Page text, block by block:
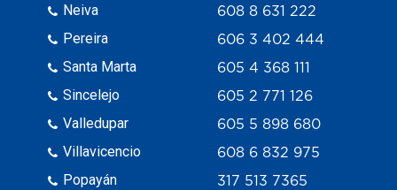
Neiva
Pereira
Santa Marta
Sincelejo
Valledupar
Villavicencio
Popayán
608 8 631 222
606 3 402 444
605 4 368 111
605 2 771 126
605 5 898 680
608 6 832 975
317 513 7365